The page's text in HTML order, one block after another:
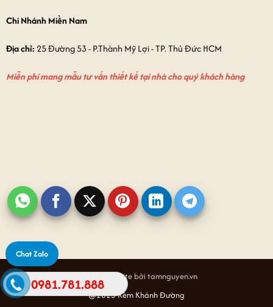
Chi Nhánh Miền Nam
Địa chỉ: 25 Đường 53 - P.Thành Mỹ Lợi - TP. Thủ Đức HCM
Miễn phí mang mẫu tư vấn thiết kế tại nhà cho quý khách hàng
Thiết kế website bởi tamnguyen.vn
@2025 Rèm Khánh Đường
Chat Zalo
0981.781.888